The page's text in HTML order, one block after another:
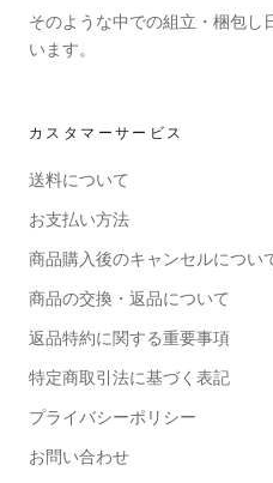
そのような中での組立・梱包し
います。
カスタマーサービス
送料について
お支払い方法
商品購入後のキャンセルについ
商品の交換・返品について
返品特約に関する重要事項
特定商取引法に基づく表記
プライバシーポリシー
お問い合わせ